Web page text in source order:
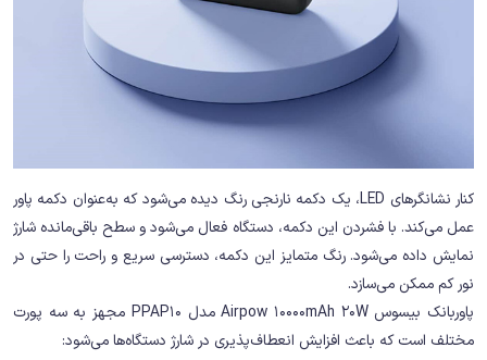
کنار نشانگرهای LED، یک دکمه نارنجی رنگ دیده می‌شود که به‌عنوان دکمه پاور
عمل می‌کند. با فشردن این دکمه، دستگاه فعال می‌شود و سطح باقی‌مانده شارژ
نمایش داده می‌شود. رنگ متمایز این دکمه، دسترسی سریع و راحت را حتی در
نور کم ممکن می‌سازد.
پاوربانک بیسوس Airpow 10000mAh 20W مدل PPAP10 مجهز به سه پورت
مختلف است که باعث افزایش انعطاف‌پذیری در شارژ دستگاه‌ها می‌شود: